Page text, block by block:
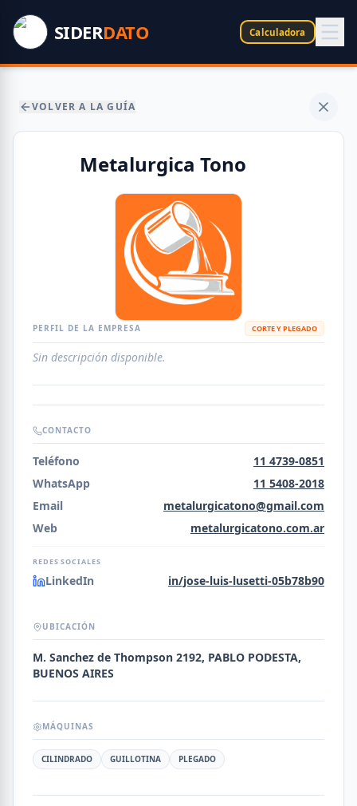
SIDERDATO Calculadora
VOLVER A LA GUÍA
Metalurgica Tono
PERFIL DE LA EMPRESA CORTE Y PLEGADO
Sin descripción disponible.
CONTACTO
Teléfono
11 4739-0851
WhatsApp
11 5408-2018
Email
metalurgicatono@gmail.com
Web
metalurgicatono.com.ar
REDES SOCIALES
LinkedIn in/jose-luis-lusetti-05b78b90
UBICACIÓN
M. Sanchez de Thompson 2192, PABLO PODESTA,
BUENOS AIRES
MÁQUINAS
CILINDRADO GUILLOTINA PLEGADO